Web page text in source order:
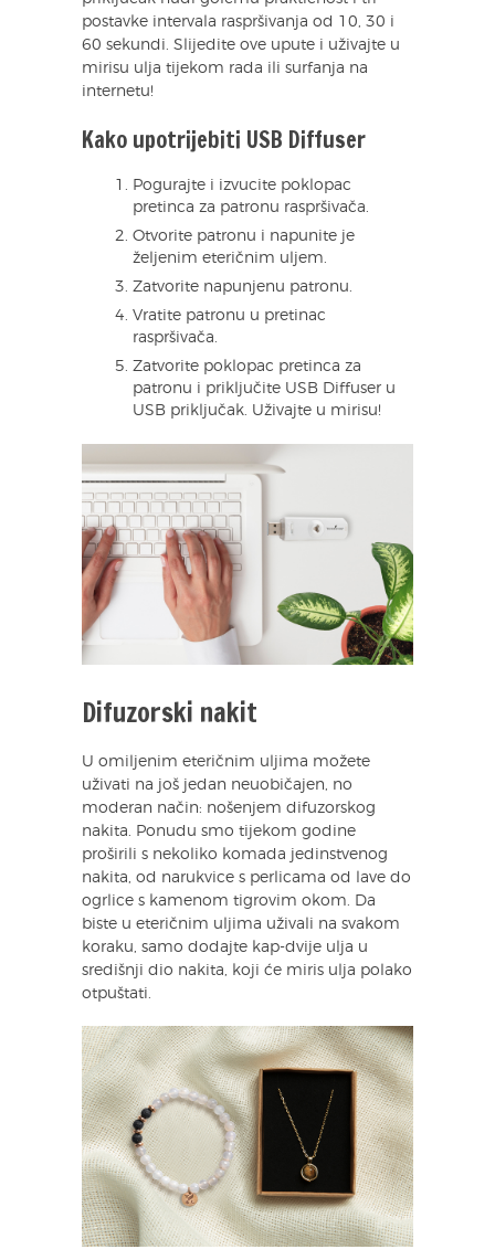
postavke intervala raspršivanja od 10, 30 i
60 sekundi. Slijedite ove upute i uživajte u
mirisu ulja tijekom rada ili surfanja na
internetu!
Kako upotrijebiti USB Diffuser
Pogurajte i izvucite poklopac
pretinca za patronu raspršivača.
Otvorite patronu i napunite je
željenim eteričnim uljem.
Zatvorite napunjenu patronu.
Vratite patronu u pretinac
raspršivača.
Zatvorite poklopac pretinca za
patronu i priključite USB Diffuser u
USB priključak. Uživajte u mirisu!
Difuzorski nakit
U omiljenim eteričnim uljima možete
uživati na još jedan neuobičajen, no
moderan način: nošenjem difuzorskog
nakita. Ponudu smo tijekom godine
proširili s nekoliko komada jedinstvenog
nakita, od narukvice s perlicama od lave do
ogrlice s kamenom tigrovim okom. Da
biste u eteričnim uljima uživali na svakom
koraku, samo dodajte kap-dvije ulja u
središnji dio nakita, koji će miris ulja polako
otpuštati.